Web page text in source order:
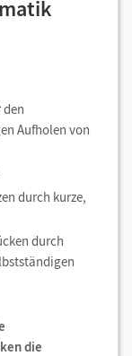
Aufholen von
durch kurze,
durch
die